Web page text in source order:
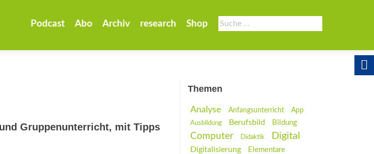
Suche
nach:
Podcast Abo Archiv research Shop
Gruppenunterricht, mit Tipps
Themen
Analyse Anfangsunterricht
App
Ausbildung
Berufsbild Bildung
Computer Didaktik Digital
Digitalisierung
Elementare